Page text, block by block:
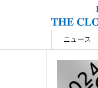
ニュース